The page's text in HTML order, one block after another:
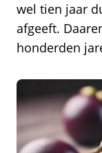
wel tien jaar
afgeeft.
honderden